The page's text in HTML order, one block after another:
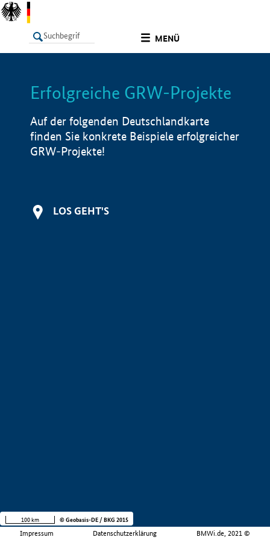
MENÜ
LISTE Info
Erfolgreiche GRW-Projekte
Auf der folgenden Deutschlandkarte
finden Sie konkrete Beispiele erfolgreicher
GRW-Projekte!
LOS GEHT'S
Impressum Datenschutzerklärung BMWi.de, 2021 ©
100 km © Geobasis-DE / BKG 2015